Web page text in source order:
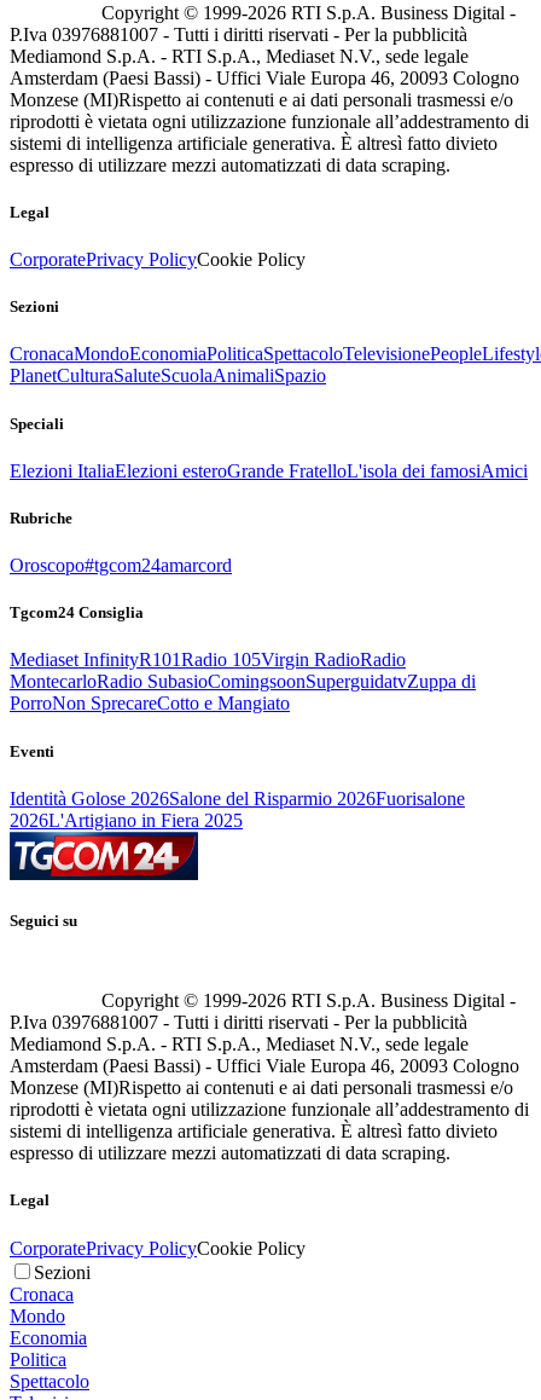
Copyright © 1999-2026 RTI S.p.A. Business Digital -
P.Iva 03976881007 - Tutti i diritti riservati - Per la pubblicità
Mediamond S.p.A. - RTI S.p.A., Mediaset N.V., sede legale
Amsterdam (Paesi Bassi) - Uffici Viale Europa 46, 20093 Cologno
Monzese (MI)Rispetto ai contenuti e ai dati personali trasmessi e/o
riprodotti è vietata ogni utilizzazione funzionale all’addestramento di
sistemi di intelligenza artificiale generativa. È altresì fatto divieto
espresso di utilizzare mezzi automatizzati di data scraping.
Legal
CorporatePrivacy PolicyCookie Policy
Sezioni
CronacaMondoEconomiaPoliticaSpettacoloTelevisionePeople
PlanetCulturaSaluteScuolaAnimaliSpazio
Speciali
Elezioni ItaliaElezioni esteroGrande FratelloL'isola dei famosiAmici
Rubriche
Oroscopo#tgcom24amarcord
Tgcom24 Consiglia
Mediaset InfinityR101Radio 105Virgin RadioRadio
MontecarloRadio SubasioComingsoonSuperguidatvZuppa di
PorroNon SprecareCotto e Mangiato
Eventi
Identità Golose 2026Salone del Risparmio 2026Fuorisalone
2026L'Artigiano in Fiera 2025
Seguici su
Copyright © 1999-2026 RTI S.p.A. Business Digital -
P.Iva 03976881007 - Tutti i diritti riservati - Per la pubblicità
Mediamond S.p.A. - RTI S.p.A., Mediaset N.V., sede legale
Amsterdam (Paesi Bassi) - Uffici Viale Europa 46, 20093 Cologno
Monzese (MI)Rispetto ai contenuti e ai dati personali trasmessi e/o
riprodotti è vietata ogni utilizzazione funzionale all’addestramento di
sistemi di intelligenza artificiale generativa. È altresì fatto divieto
espresso di utilizzare mezzi automatizzati di data scraping.
Legal
CorporatePrivacy PolicyCookie Policy
Sezioni
Cronaca
Mondo
Economia
Politica
Spettacolo